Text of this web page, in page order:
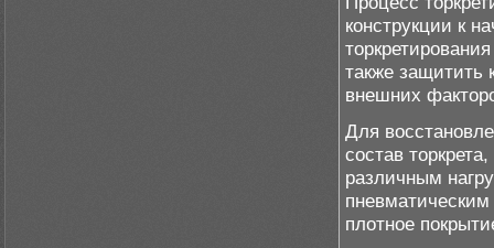
конструкции к
также защитить
внешних
Для
состав
различным
плотное